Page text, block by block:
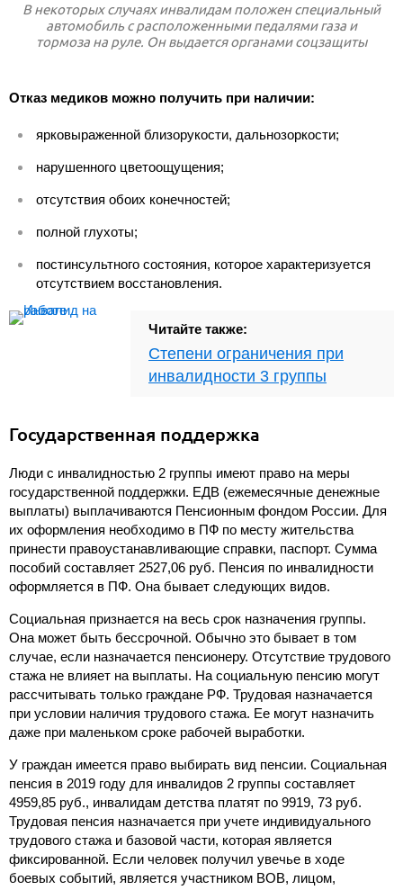
В некоторых случаях инвалидам положен специальный
автомобиль с расположенными педалями газа и
тормоза на руле. Он выдается органами соцзащиты
Отказ медиков можно получить при наличии:
ярковыраженной близорукости, дальнозоркости;
нарушенного цветоощущения;
отсутствия обоих конечностей;
полной глухоты;
постинсультного состояния, которое характеризуется
отсутствием восстановления.
Читайте также:
Степени ограничения при
инвалидности 3 группы
Государственная поддержка
Люди с инвалидностью 2 группы имеют право на меры
государственной поддержки. ЕДВ (ежемесячные денежные
выплаты) выплачиваются Пенсионным фондом России. Для
их оформления необходимо в ПФ по месту жительства
принести правоустанавливающие справки, паспорт. Сумма
пособий составляет 2527,06 руб. Пенсия по инвалидности
оформляется в ПФ. Она бывает следующих видов.
Социальная признается на весь срок назначения группы.
Она может быть бессрочной. Обычно это бывает в том
случае, если назначается пенсионеру. Отсутствие трудового
стажа не влияет на выплаты. На социальную пенсию могут
рассчитывать только граждане РФ. Трудовая назначается
при условии наличия трудового стажа. Ее могут назначить
даже при маленьком сроке рабочей выработки.
У граждан имеется право выбирать вид пенсии. Социальная
пенсия в 2019 году для инвалидов 2 группы составляет
4959,85 руб., инвалидам детства платят по 9919, 73 руб.
Трудовая пенсия назначается при учете индивидуального
трудового стажа и базовой части, которая является
фиксированной. Если человек получил увечье в ходе
боевых событий, является участником ВОВ, лицом,